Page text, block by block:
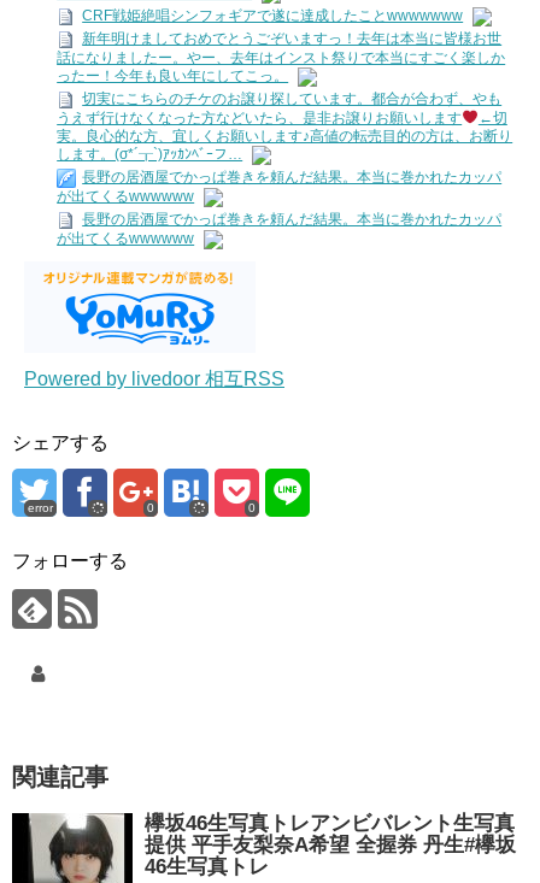
CRF戦姫絶唱シンフォギアで遂に達成したことwwwwwww
新年明けましておめでとうごぞいますっ！去年は本当に皆様お世
話になりましたー。やー、去年はインスト祭りで本当にすごく楽しか
ったー！今年も良い年にしてこっ。
切実にこちらのチケのお譲り探しています。都合が合わず、やも
うえず行けなくなった方などいたら、是非お譲りお願いします
←切
実。良心的な方、宜しくお願いします♪高値の転売目的の方は、お断り
します。(σ*´┰`)ｱｯｶﾝﾍﾞｰフ…
長野の居酒屋でかっぱ巻きを頼んだ結果。本当に巻かれたカッパ
が出てくるwwwwww
長野の居酒屋でかっぱ巻きを頼んだ結果。本当に巻かれたカッパ
が出てくるwwwwww
Powered by livedoor 相互RSS
シェアする
error 0 0
フォローする
関連記事
欅坂46生写真トレアンビバレント生写真
提供 平手友梨奈A希望 全握券 丹生#欅坂
46生写真トレ